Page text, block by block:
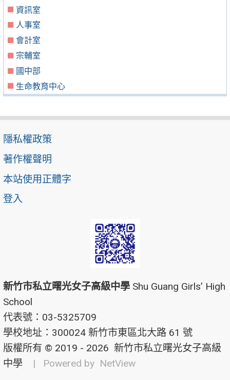
資訊室
人事室
會計室
宗輔室
國中部
生命教育中心
隱私權政策
著作權聲明
本站使用正體字
登入
新竹市私立曙光女子高級中學 Shu Guang Girls’ High
School
代表號：03-5325709
學校地址：300024 新竹市東區北大路 61 號
版權所有 © 2019 - 2026 新竹市私立曙光女子高級
中學
| Powered by NetView